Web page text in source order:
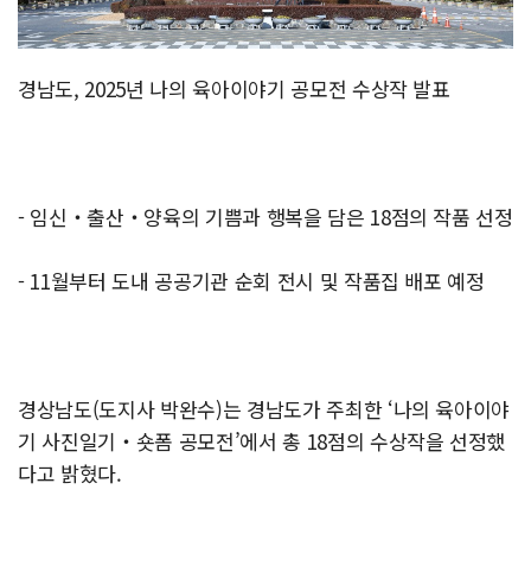
경남도, 2025년 나의 육아이야기 공모전 수상작 발표
- 임신‧출산‧양육의 기쁨과 행복을 담은 18점의 작품 선정
- 11월부터 도내 공공기관 순회 전시 및 작품집 배포 예정
경상남도(도지사 박완수)는 경남도가 주최한 ‘나의 육아이야
기 사진일기‧숏폼 공모전’에서 총 18점의 수상작을 선정했
다고 밝혔다.